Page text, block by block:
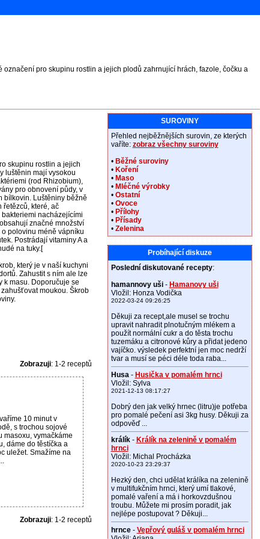
pro skupinu rostlin a jejich plodů zahrnující hrách, fazole, čočku a
skupinu rostlin a jejich
luštěnin mají vysokou
(rod Rhizobium),
pro obnovení půdy, v
bílkovin. Luštěniny běžně
které, ač
nacházejícími
značné množství
polovinu méně vápníku
Postrádají vitaminy A a
na tuky.[
který je v naší kuchyni
Zahustit s ním ale lze
k masu. Doporučuje se
moukou. Škrob
Zobrazuji: 1-2 receptů
10 minut v
s trochou sojové
masoxu, vymačkáme
dáme do těstíčka a
uležet. Smažíme na
Zobrazuji: 1-2 receptů
SUROVINY
Přehled nejběžnějších surovin, ze kterých
vaříte: zobraz všechny suroviny
• Běžné suroviny
• Koření
• Maso
• Mléčné výrobky
• Ostatní
• Ovoce
• Přílohy
• Přísady
• Zelenina
Probíhající diskuze
Poslední diskutované recepty:
hamannovy uši- Hamanovy uši
Vložil: Honza Vodička
2022-03-24 09:26:25
Děkuji za recept,ale musel se trochu
upravit nahradit plnotučným mlékem a
použít normální cukr a do těsta trochu
tuzemáku a citronové kůry a přidat jedeno
vajíčko. výsledek perfektní jen moc nedrží
tvar a musí se péci déle toda raba...
Husa- Husička v pomalém hrnci
Vložil: Sylva
2021-12-13 08:17:27
Dobrý den jak velký hrnec (litru)je potřeba
pro pomalé pečení asi 3kg husy. Děkuji za
odpověď ...
králík- Králík na zelenině v pomalém
hrnci
Vložil: Michal Procházka
2020-10-23 23:29:37
Hezký den, chci udělat králíka na zelenině
v multifukčním hrnci, který umí tlakové,
pomalé vaření a má i horkovzdušnou
troubu. Můžete mi prosím poradit, jak
nejlépe postupovat ? Děkuji...
hrnce- Vepřový guláš v pomalém hrnci